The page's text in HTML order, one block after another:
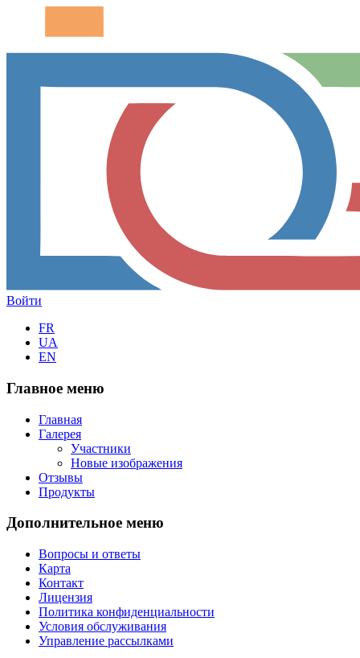
Войти
FR
UA
EN
Главное меню
Главная
Галерея
Участники
Новые изображения
Отзывы
Продукты
Дополнительное меню
Вопросы и ответы
Карта
Контакт
Лицензия
Политика конфиденциальности
Условия обслуживания
Управление рассылками